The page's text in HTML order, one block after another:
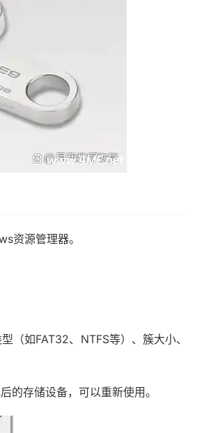
资源管理器。
（如FAT32、NTFS等）、簇大小、
的存储设备，可以重新使用。